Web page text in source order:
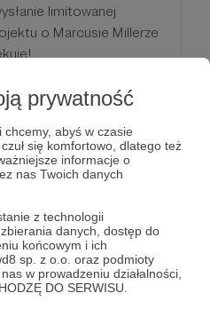
prywatność
abyś w czasie
się komfortowo, dlatego też
informacje o
nas Twoich danych
z technologii
danych, dostęp do
końcowym i ich
sp. z o.o. oraz podmioty
w prowadzeniu działalności,
DO SERWISU.
limitowanej
o Marcusie Millerze
za tak duże docenienie